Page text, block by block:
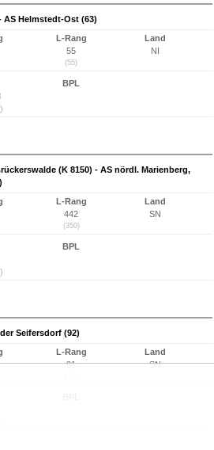
AS Helmstedt-Ost (63)
L-Rang
55
(55)
Land
NI
BPL
(K 8150) - AS nördl. Marienberg,
L-Rang
442
(350)
Land
SN
BPL
Seifersdorf (92)
L-Rang
81
Land
SN